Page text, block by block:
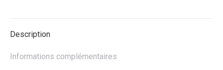
Description
Informations complémentaires